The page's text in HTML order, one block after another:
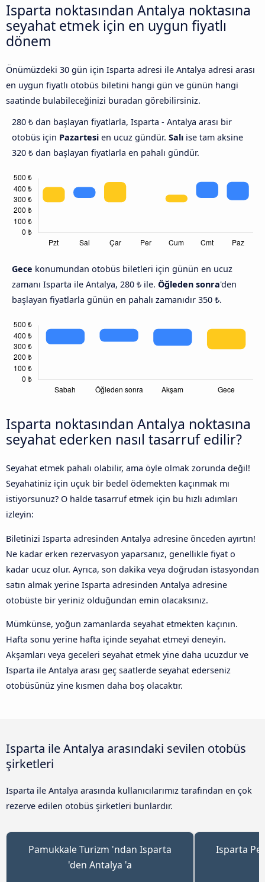
Isparta noktasından Antalya noktasına
seyahat etmek için en uygun fiyatlı
dönem
Önümüzdeki 30 gün için Isparta adresi ile Antalya adresi arası
en uygun fiyatlı otobüs biletini hangi gün ve günün hangi
saatinde bulabileceğinizi buradan görebilirsiniz.
280 ₺ dan başlayan fiyatlarla, Isparta - Antalya arası bir
otobüs için Pazartesi en ucuz gündür. Salı ise tam aksine
320 ₺ dan başlayan fiyatlarla en pahalı gündür.
Gece konumundan otobüs biletleri için günün en ucuz
zamanı Isparta ile Antalya, 280 ₺ ile. Öğleden sonra'den
başlayan fiyatlarla günün en pahalı zamanıdır 350 ₺.
Isparta noktasından Antalya noktasına
seyahat ederken nasıl tasarruf edilir?
Seyahat etmek pahalı olabilir, ama öyle olmak zorunda değil!
Seyahatiniz için uçuk bir bedel ödemekten kaçınmak mı
istiyorsunuz? O halde tasarruf etmek için bu hızlı adımları
izleyin:
Biletinizi Isparta adresinden Antalya adresine önceden ayırtın!
Ne kadar erken rezervasyon yaparsanız, genellikle fiyat o
kadar ucuz olur. Ayrıca, son dakika veya doğrudan istasyondan
satın almak yerine Isparta adresinden Antalya adresine
otobüste bir yeriniz olduğundan emin olacaksınız.
Mümkünse, yoğun zamanlarda seyahat etmekten kaçının.
Hafta sonu yerine hafta içinde seyahat etmeyi deneyin.
Akşamları veya geceleri seyahat etmek yine daha ucuzdur ve
Isparta ile Antalya arası geç saatlerde seyahat ederseniz
otobüsünüz yine kısmen daha boş olacaktır.
Isparta ile Antalya arasındaki sevilen otobüs
şirketleri
Isparta ile Antalya arasında kullanıcılarımız tarafından en çok
rezerve edilen otobüs şirketleri bunlardır.
Pamukkale Turizm 'ndan Isparta
'den Antalya 'a
Isparta